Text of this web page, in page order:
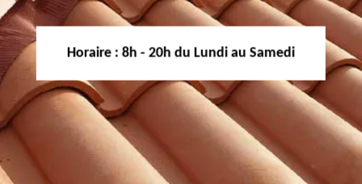
Horaire : 8h - 20h du Lundi au Samedi